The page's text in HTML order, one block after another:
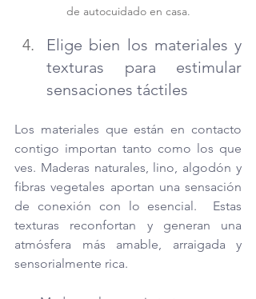
de autocuidado en casa.
Elige bien los materiales y
texturas para estimular
sensaciones táctiles
Los materiales que están en contacto
contigo importan tanto como los que
ves. Maderas naturales, lino, algodón y
fibras vegetales aportan una sensación
de conexión con lo esencial.  Estas
texturas reconfortan y generan una
atmósfera más amable, arraigada y
sensorialmente rica.